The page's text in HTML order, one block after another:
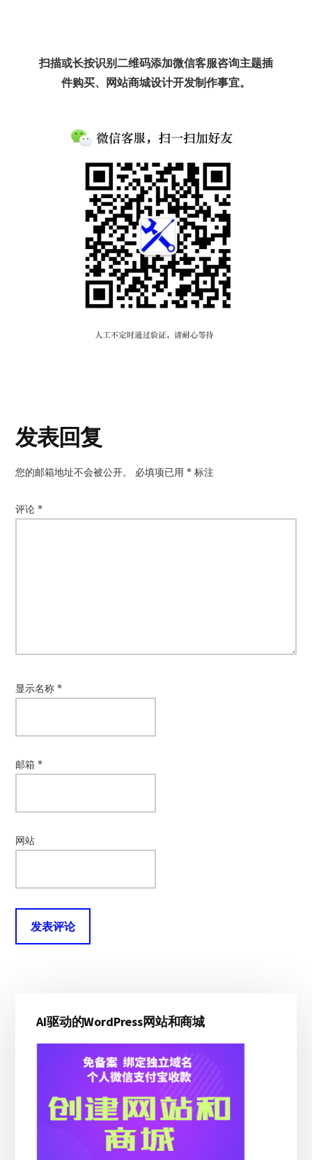
扫描或长按识别二维码添加微信客服咨询主题插
件购买、网站商城设计开发制作事宜。
读
者
互
动
发表回复
您的邮箱地址不会被公开。 必填项已用 * 标注
评论 *
显示名称 *
邮箱 *
网站
侧AI驱动的WordPress网站和商城